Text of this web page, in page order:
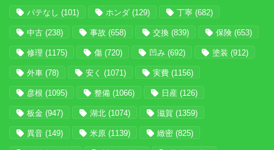
パテなし (101) ホンダ (129) 丁寧 (682)
中古 (238) 事故 (658) 交換 (839) 保険 (653)
修理 (1175) 傷 (720) 凹み (692) 塗装 (912)
外車 (78) 安く (1071) 実費 (1156)
彦根 (1095) 整備 (1066) 日産 (126)
板金 (947) 湖北 (1074) 滋賀 (1359)
異音 (149) 米原 (1139) 緻密 (825)